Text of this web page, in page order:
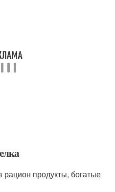
рацион продукты, богатые